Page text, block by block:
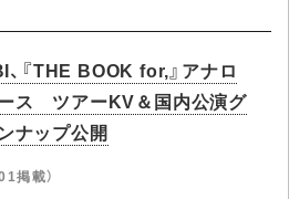
『THE BOOK for,』アナロ
ス ツアーKV＆国内公演グ
ナップ公開
掲載）